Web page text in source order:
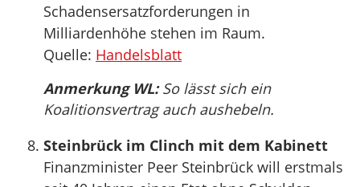
Schadensersatzforderungen in
Milliardenhöhe stehen im Raum.
Quelle: Handelsblatt
Anmerkung WL:So lässt sich ein
Koalitionsvertrag auch aushebeln.
Steinbrück im Clinch mit dem Kabinett
Finanzminister Peer Steinbrück will erstmals